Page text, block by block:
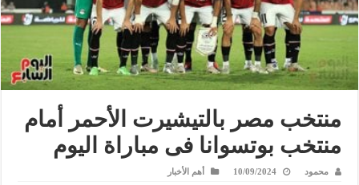
منتخب مصر بالتيشيرت الأحمر أمام
منتخب بوتسوانا فى مباراة اليوم
محمود 10/09/2024 أهم الأخبار